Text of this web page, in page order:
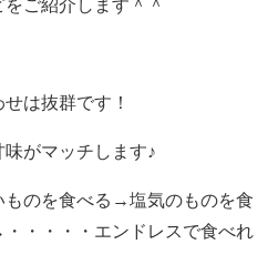
ご紹介します＾＾
は抜群です！
がマッチします♪
のを食べる→塩気のものを食
・・・・エンドレスで食べれ